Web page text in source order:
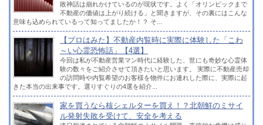
敗神話は崩れかけているのが現状です。よく「オリンピックまで
不動産の価値は上がり続ける」と聞きますが、その裏にはこんな
意味も込められているって知ってましたか！？ そ...
【プロはみた】不動産内覧時に実際に体験した「こわ
～い心霊恐怖話」【4選】
今回は私が不動産営業マン時代に経験した、世にも奇妙な心霊体
験の数々をご紹介させて頂きたいと思います。 実際に不動産売却
の訪問時や内覧希望のお客様を物件にお連れした際に、実際に起
きた本当の出来事です。選りすぐりの4選を紹介...
家を買うなら核シェルターを買え！？北朝鮮のミサイ
ル発射失敗を受けて、安全を考える